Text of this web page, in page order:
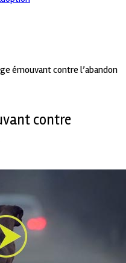
émouvant contre l’abandon
contre